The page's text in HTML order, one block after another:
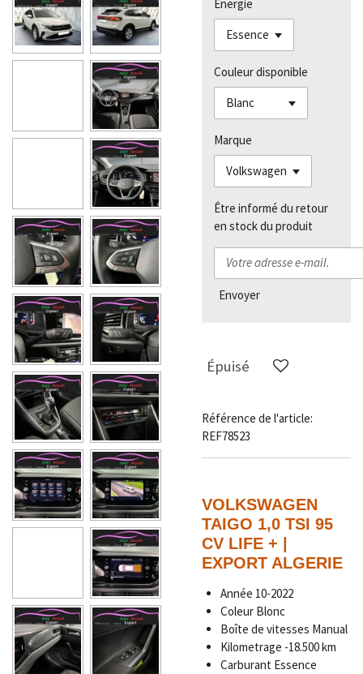
Énergie
Couleur disponible
Marque
Être informé du retour
en stock du produit
Envoyer
Épuisé
Référence de l'article:
REF78523
VOLKSWAGEN
TAIGO 1,0 TSI 95
CV LIFE + |
EXPORT ALGERIE
Année 10-2022
Coleur Blonc
Boîte de vitesses Manual
Kilometrage -18.500km
Carburant Essence